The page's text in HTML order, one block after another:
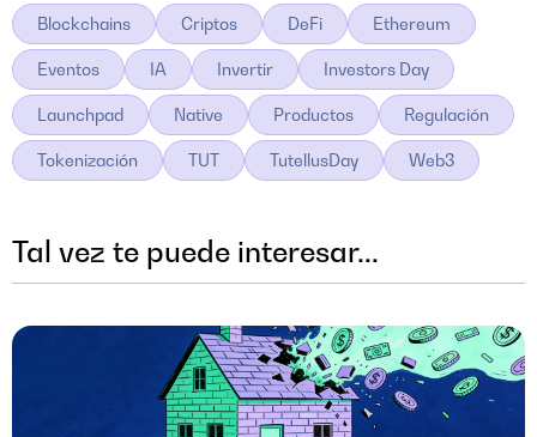
Blockchains Criptos DeFi Ethereum
Eventos IA Invertir Investors Day
Launchpad Native Productos Regulación
Tokenización TUT TutellusDay Web3
Tal vez te puede interesar...